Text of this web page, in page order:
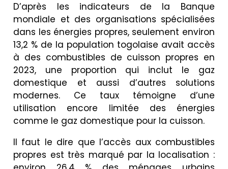
D’après les indicateurs de la Banque
mondiale et des organisations spécialisées
dans les énergies propres, seulement environ
13,2 % de la population togolaise avait accès
à des combustibles de cuisson propres en
2023, une proportion qui inclut le gaz
domestique et aussi d’autres solutions
modernes. Ce taux témoigne d’une
utilisation encore limitée des énergies
comme le gaz domestique pour la cuisson.
Il faut le dire que l’accès aux combustibles
propres est très marqué par la localisation :